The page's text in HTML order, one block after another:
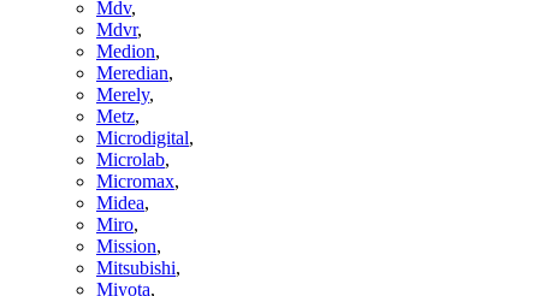
Mdv,
Mdvr,
Medion,
Meredian,
Merely,
Metz,
Microdigital,
Microlab,
Micromax,
Midea,
Miro,
Mission,
Mitsubishi,
Miyota,